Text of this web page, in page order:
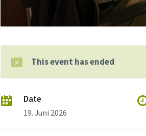
This event has ended
Date
19. Juni 2026